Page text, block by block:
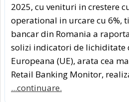
2025, cu venituri in crestere
operational in urcare cu 6%,
bancar din Romania a
solizi indicatori de lichiditate
Europeana (UE), arata cea
Retail Banking Monitor,
...continuare.